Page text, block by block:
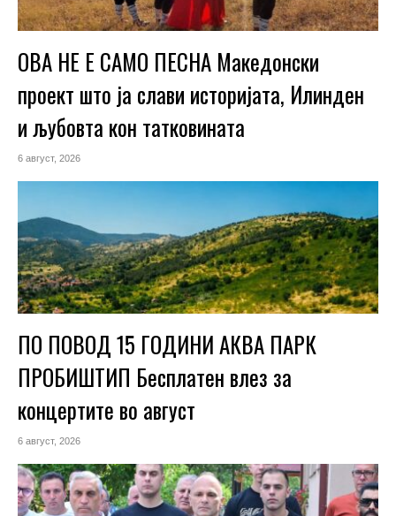
ОВА НЕ Е САМО ПЕСНА Македонски
проект што ја слави историјата, Илинден
и љубовта кон татковината
6 август, 2026
ПО ПОВОД 15 ГОДИНИ АКВА ПАРК
ПРОБИШТИП Бесплатен влез за
концертите во август
6 август, 2026